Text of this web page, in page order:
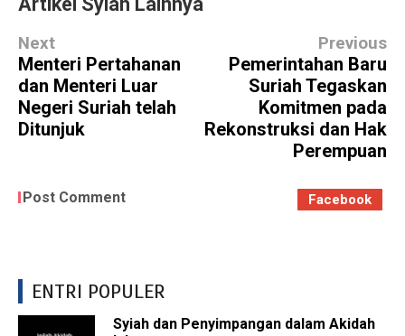
Next
Menteri Pertahanan
dan Menteri Luar
Negeri Suriah telah
Ditunjuk
Previous
Pemerintahan Baru
Suriah Tegaskan
Komitmen pada
Rekonstruksi dan Hak
Perempuan
Post Comment Facebook
ENTRI POPULER
Syiah dan Penyimpangan dalam Akidah